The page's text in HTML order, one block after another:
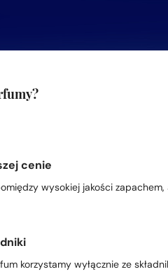
cenie
wysokiej jakości
korzystamy wyłącznie ze